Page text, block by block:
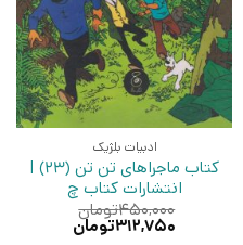
ادبیات بلژیک
کتاب ماجراهای تن تن (23) |
انتشارات کتاب چ
۴۵۰,۰۰۰تومان
قیمت
۳۱۲,۷۵۰تومان